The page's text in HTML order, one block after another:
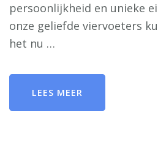
persoonlijkheid en unieke
onze geliefde viervoeters
het nu …
LEES MEER